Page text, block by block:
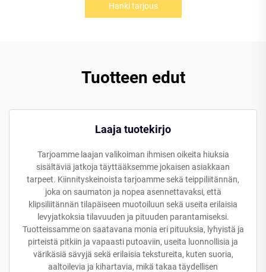
Hanki tarjous
Tuotteen edut
Laaja tuotekirjo
Tarjoamme laajan valikoiman ihmisen oikeita hiuksia
sisältäviä jatkoja täyttääksemme jokaisen asiakkaan
tarpeet. Kiinnityskeinoista tarjoamme sekä teippiliitännän,
joka on saumaton ja nopea asennettavaksi, että
klipsiliitännän tilapäiseen muotoiluun sekä useita erilaisia
levyjatkoksia tilavuuden ja pituuden parantamiseksi.
Tuotteissamme on saatavana monia eri pituuksia, lyhyistä ja
pirteistä pitkiin ja vapaasti putoaviin, useita luonnollisia ja
värikäsiä sävyjä sekä erilaisia tekstureita, kuten suoria,
aaltoilevia ja kihartavia, mikä takaa täydellisen